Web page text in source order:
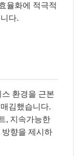
율화에 적극적
다.
환경을 근본
김했습니다.
, 지속가능한
향을 제시하